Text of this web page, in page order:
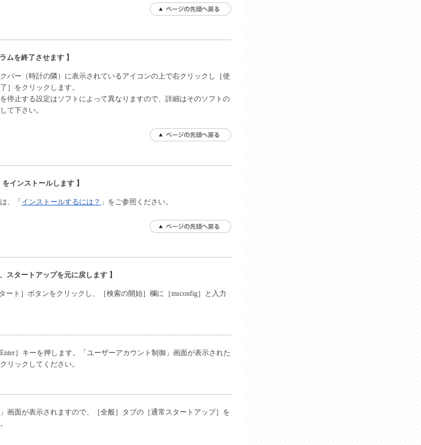
ムを終了させます 】
バー（時計の隣）に表示されているアイコンの上で右クリックし［使
］をクリックします。
停止する設定はソフトによって異なりますので、詳細はそのソフトの
て下さい。
をインストールします 】
、「 インストールするには？ 」をご参照ください。
スタートアップを元に戻します 】
ート］ボタンをクリックし、［検索の開始］欄に［msconfig］と入力
］キーを押します。「ユーザーアカウント制御」画面が表示された
リックしてください。
」画面が表示されますので、［全般］タブの［通常スタートアップ］を